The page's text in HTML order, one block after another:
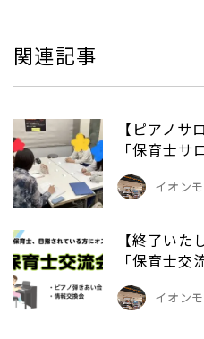
関連記事
【ピアノ
「保育士サ
イオン
【終了い
「保育士交
イオン